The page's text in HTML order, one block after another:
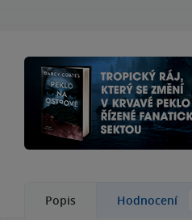
Popis Hodnocení